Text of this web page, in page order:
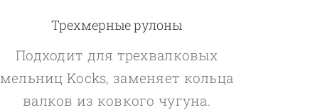
Трехмерные рулоны
Подходит для трехвалковых
мельниц Kocks, заменяет кольца
валков из ковкого чугуна.